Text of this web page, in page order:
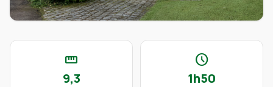
straighten
9,3
schedule
1h50